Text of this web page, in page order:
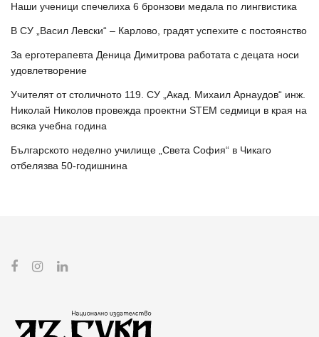
Наши ученици спечелиха 6 бронзови медала по лингвистика
В СУ „Васил Левски“ – Карлово, градят успехите с постоянство
За ерготерапевта Деница Димитрова работата с децата носи
удовлетворение
Учителят от столичното 119. СУ „Акад. Михаил Арнаудов“ инж.
Николай Николов провежда проектни STEM седмици в края на
всяка учебна година
Българското неделно училище „Света София“ в Чикаго
отбелязва 50-годишнина